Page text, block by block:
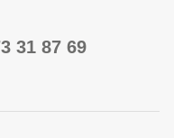
31 87 69